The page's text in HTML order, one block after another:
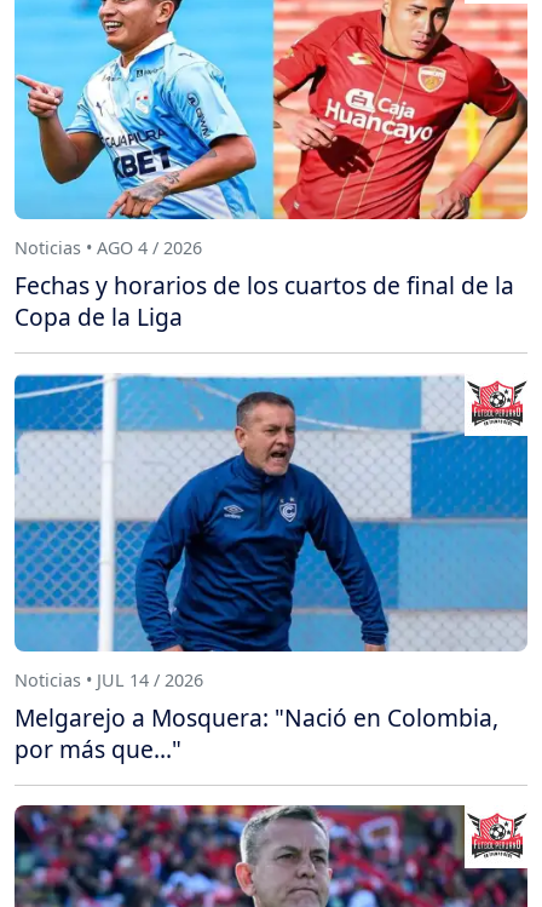
Noticias • AGO 4 / 2026
Fechas y horarios de los cuartos de final de la
Copa de la Liga
Noticias • JUL 14 / 2026
Melgarejo a Mosquera: "Nació en Colombia,
por más que..."